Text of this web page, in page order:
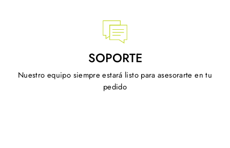
SOPORTE
Nuestro equipo siempre estará listo para asesorarte en tu
pedido